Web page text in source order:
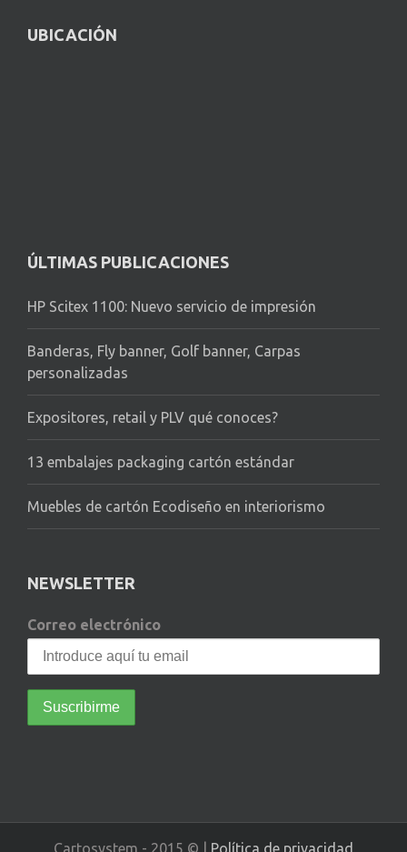
UBICACIÓN
ÚLTIMAS PUBLICACIONES
HP Scitex 1100: Nuevo servicio de impresión
Banderas, Fly banner, Golf banner, Carpas
personalizadas
Expositores, retail y PLV qué conoces?
13 embalajes packaging cartón estándar
Muebles de cartón Ecodiseño en interiorismo
NEWSLETTER
Correo electrónico
Cartosystem - 2015 © | Política de privacidad